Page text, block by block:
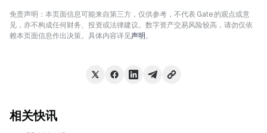
免责声明：本页面信息可能来自第三方，仅供参考，不代表 Gate 的观点或意
见，亦不构成任何财务、投资或法律建议。数字资产交易风险较高，请勿仅依
赖本页面信息作出决策。具体内容详见声明。
相关快讯